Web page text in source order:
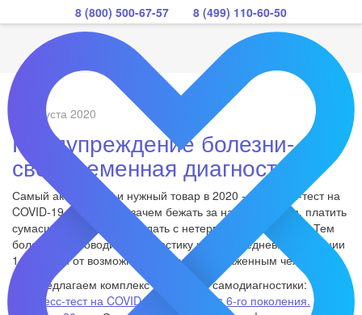
8 (800) 500-67-57 8 (499) 110-60-50
26 августа 2020
Предупреждение болезни-
своевременная диагностика.
Самый актуальный и нужный товар в 2020 - Экспресс-тест на
COVID-19 . Больше незачем бежать за направлением, платить
сумасшедшие деньги и ждать с нетерпением результат. Тем
более, что проводить диагностику нужно ежедневно в течении
14-ти дней от возможного контакта с зараженным человеком.
Мы предлагаем комплекс тестов для самодиагностики:
Экспресс-тест на COVID-19 Testsealabs 6-го поколения.